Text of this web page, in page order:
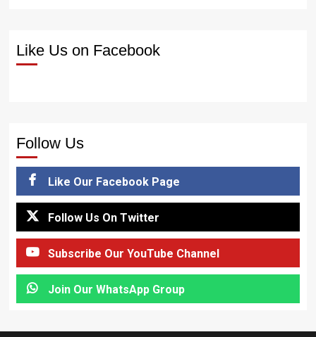
Like Us on Facebook
Follow Us
Like Our Facebook Page
Follow Us On Twitter
Subscribe Our YouTube Channel
Join Our WhatsApp Group